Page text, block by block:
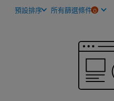
預設排序 所有篩選條件